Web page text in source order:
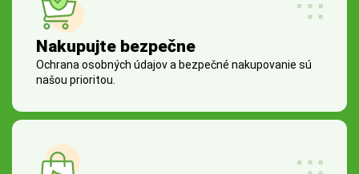
Nakupujte bezpečne
Ochrana osobných údajov a bezpečné nakupovanie sú
našou prioritou.